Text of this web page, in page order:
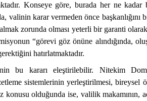
Konseye göre, burada her ne
valinin karar vermeden önce başkanlığını
zorunda olması yeterli bir garanti
“görevi göz önüne alındığında,
hatırlatmaktadır.
bu kararı eleştirilebilir. Nitekim
sistemlerinin yerleştirilmesi, bireysel
konusu olduğunda ise, valilik makamının,